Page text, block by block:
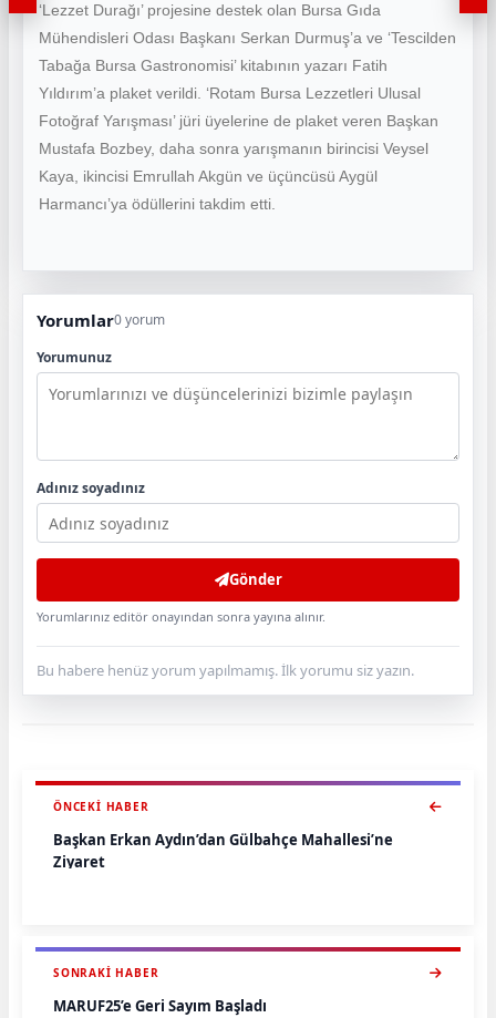
‘Lezzet Durağı’ projesine destek olan Bursa Gıda
Mühendisleri Odası Başkanı Serkan Durmuş’a ve ‘Tescilden
Tabağa Bursa Gastronomisi’ kitabının yazarı Fatih
Yıldırım’a plaket verildi. ‘Rotam Bursa Lezzetleri Ulusal
Fotoğraf Yarışması’ jüri üyelerine de plaket veren Başkan
Mustafa Bozbey, daha sonra yarışmanın birincisi Veysel
Kaya, ikincisi Emrullah Akgün ve üçüncüsü Aygül
Harmancı’ya ödüllerini takdim etti.
Yorumlar0 yorum
Yorumunuz
Adınız soyadınız
Gönder
Yorumlarınız editör onayından sonra yayına alınır.
Bu habere henüz yorum yapılmamış. İlk yorumu siz yazın.
ÖNCEKI HABER
Başkan Erkan Aydın’dan Gülbahçe Mahallesi’ne
Ziyaret
SONRAKI HABER
MARUF25’e Geri Sayım Başladı